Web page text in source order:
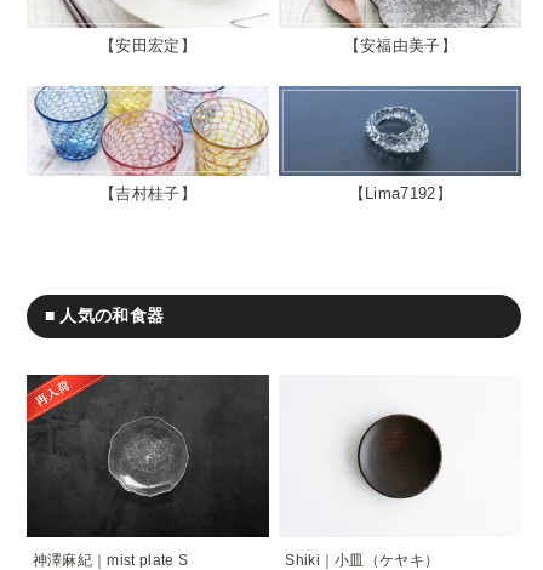
安田宏定 安福由美子
吉村桂子 Lima7192
■ 人気の和食器
神澤麻紀｜mist plate S Shiki｜小皿（ケヤキ）